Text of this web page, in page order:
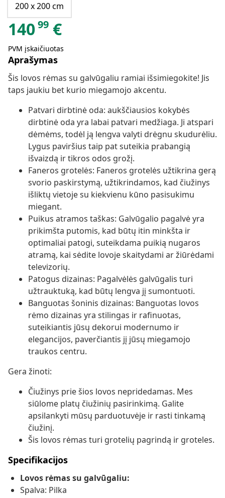
200 x 200 cm
14099 €
PVM įskaičiuotas
Aprašymas
Šis lovos rėmas su galvūgaliu ramiai išsimiegokite! Jis
taps jaukiu bet kurio miegamojo akcentu.
Patvari dirbtinė oda: aukščiausios kokybės
dirbtinė oda yra labai patvari medžiaga. Ji atspari
dėmėms, todėl ją lengva valyti drėgnu skudurėliu.
Lygus paviršius taip pat suteikia prabangią
išvaizdą ir tikros odos grožį.
Faneros grotelės: Faneros grotelės užtikrina gerą
svorio paskirstymą, užtikrindamos, kad čiužinys
išliktų vietoje su kiekvienu kūno pasisukimu
miegant.
Puikus atramos taškas: Galvūgalio pagalvė yra
prikimšta putomis, kad būtų itin minkšta ir
optimaliai patogi, suteikdama puikią nugaros
atramą, kai sėdite lovoje skaitydami ar žiūrėdami
televizorių.
Patogus dizainas: Pagalvėlės galvūgalis turi
užtrauktuką, kad būtų lengva jį sumontuoti.
Banguotas šoninis dizainas: Banguotas lovos
rėmo dizainas yra stilingas ir rafinuotas,
suteikiantis jūsų dekorui modernumo ir
elegancijos, paverčiantis jį jūsų miegamojo
traukos centru.
Gera žinoti:
Čiužinys prie šios lovos nepridedamas. Mes
siūlome platų čiužinių pasirinkimą. Galite
apsilankyti mūsų parduotuvėje ir rasti tinkamą
čiužinį.
Šis lovos rėmas turi grotelių pagrindą ir groteles.
Specifikacijos
Lovos rėmas su galvūgaliu:
Spalva: Pilka